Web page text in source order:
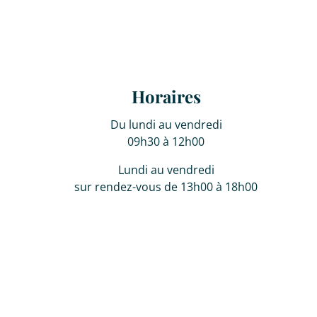
Horaires
Du lundi au vendredi
09h30 à 12h00
Lundi au vendredi
sur rendez-vous de 13h00 à 18h00